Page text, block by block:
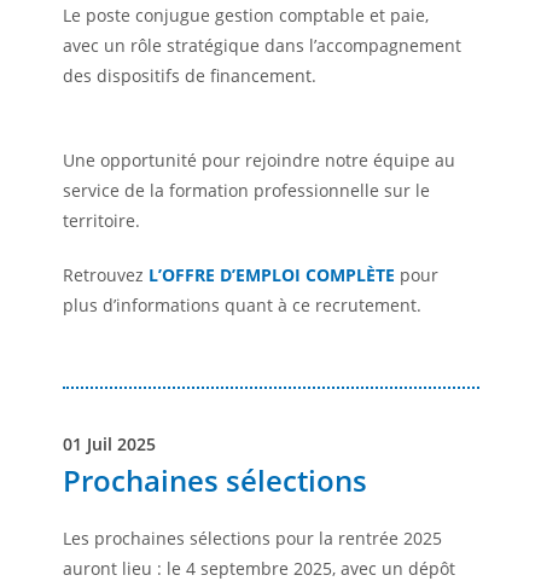
Le poste conjugue gestion comptable et paie,
avec un rôle stratégique dans l’accompagnement
des dispositifs de financement.
Une opportunité pour rejoindre notre équipe au
service de la formation professionnelle sur le
territoire.
Retrouvez L’OFFRE D’EMPLOI COMPLÈTE pour
plus d’informations quant à ce recrutement.
01 Juil 2025
Prochaines sélections
Les prochaines sélections pour la rentrée 2025
auront lieu : le 4 septembre 2025, avec un dépôt